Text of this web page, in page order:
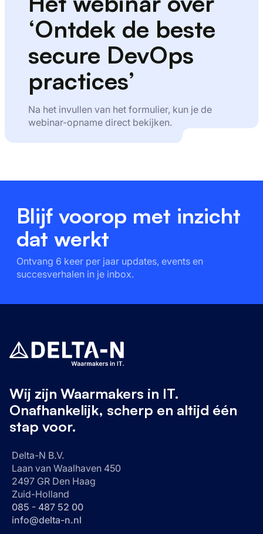
‘Ontdek de beste
secure DevOps
practices’
Na het invullen van het formulier, kun je de
webinar-opname direct bekijken.
Blijf voorop met inzicht
dat werkt
Ontvang 6 keer per jaar updates, events en
succesverhalen in je inbox.
Wij zijn Waarmakers in IT.
Onafhankelijk, scherp en altijd één
stap voor.
Delta-N B.V.
Laan van Waalhaven 450
2497 GR Den Haag
Zuid-Holland
085 - 487 52 00
info@delta-n.nl